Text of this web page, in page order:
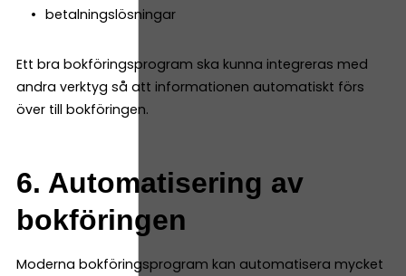
betalningslösningar
Ett bra bokföringsprogram ska kunna integreras med
andra verktyg så att informationen automatiskt förs
över till bokföringen.
6. Automatisering av
bokföringen
Moderna bokföringsprogram kan automatisera mycket